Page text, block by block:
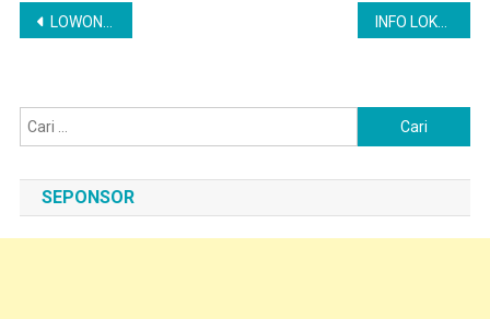
Navigasi
LOWONGAN PEKERJAAN TINGKAT SMA/K PT INDOFOOD MOJOSARI | LOKER MOJOSARI TERBARU
untuk:
SEPONSOR